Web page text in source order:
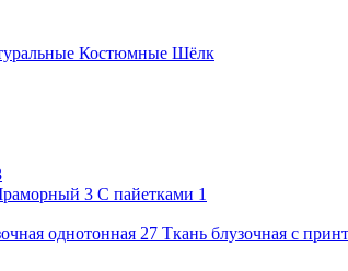
Костюмные Шёлк
3 С пайетками 1
однотонная 27 Ткань блузочная с